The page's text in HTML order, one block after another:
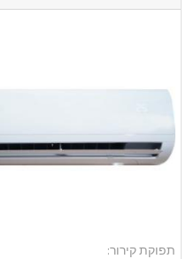
תפוקת קירור: